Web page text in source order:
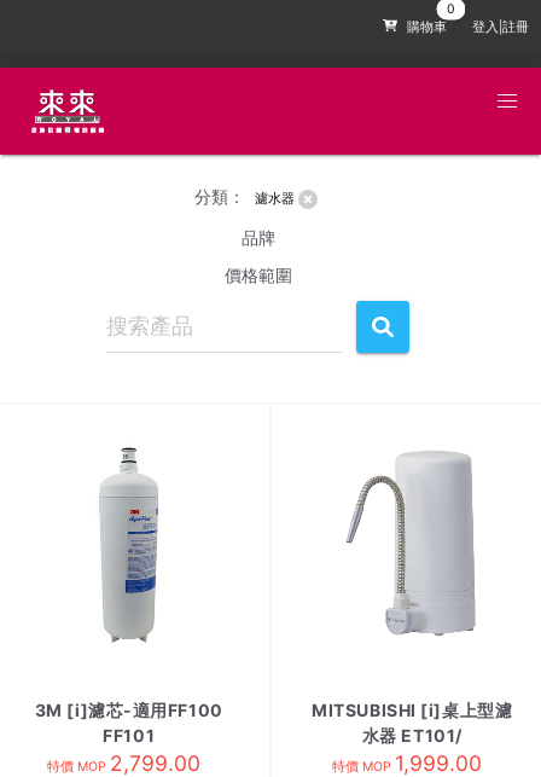
購物車 登入|註冊
分類： 濾水器
品牌
價格範圍
3M [i]濾芯-適用FF100
FF101
特價 MOP 2,799.00
MITSUBISHI [i]桌上型濾
水器 ET101/
特價 MOP 1,999.00